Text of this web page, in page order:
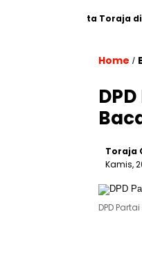
Pariwisata Toraja di
Home /
Toraja
Kamis,
DPD